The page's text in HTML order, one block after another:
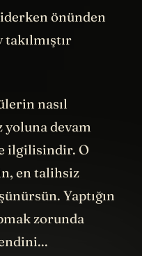
bir sebebi vardır.
önünden
nasıl
devam
ilgilisindir. O
en talihsiz
Yaptığın
zorunda